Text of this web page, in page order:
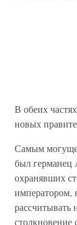
В обеих
новых
Самым
был германец
охранявших
императором,
рассчитывать
столкновение